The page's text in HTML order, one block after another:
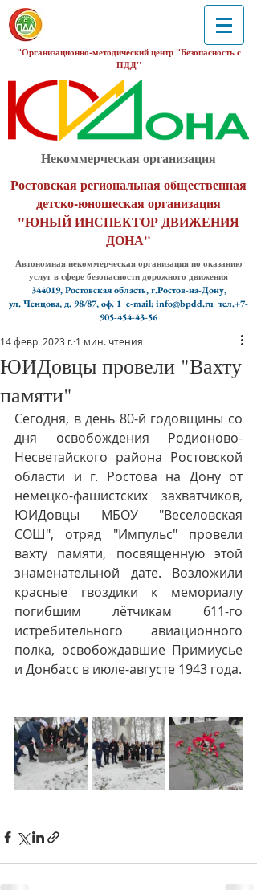
"Организационно-методический центр "Безопасность с
ПДД"
Некоммерческая организация
Ростовская региональная общественная
детско-юношеская организация
"ЮНЫЙ ИНСПЕКТОР ДВИЖЕНИЯ
ДОНА"
Автономная некоммерческая организация по оказанию
услуг в сфере безопасности дорожного движения
344019, Ростовская область, г.Ростов-на-Дону,
ул. Ченцова, д. 98/87, оф. 1 e-mail: info@bpdd.ru тел.+7-
905-454-43-56
ЮИДовцы провели "Вахту
памяти"
14 февр. 2023 г. 1 мин. чтения
Сегодня, в день 80-й годовщины со
дня освобождения Родионово-
Несветайского района Ростовской
области и г. Ростова на Дону от
немецко-фашистских захватчиков,
ЮИДовцы МБОУ "Веселовская
СОШ", отряд "Импульс" провели
вахту памяти, посвящённую этой
знаменательной дате. Возложили
красные гвоздики к мемориалу
погибшим лётчикам 611-го
истребительного авиационного
полка, освобождавшие Примиусье
и Донбасс в июле-августе 1943 года.